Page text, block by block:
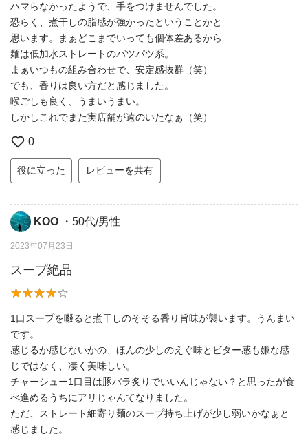
ハマらなかったようで、手をつけませんでした。
恐らく、煮干しの脂感が強かったということかと
思います。まぁどこまでいっても個体差あるから…
麺は低加水ストレートのパツパツ系。
まぁいつもの組み合わせで、安定感抜群（笑）
でも、香りは良い方だと感じました。
喉ごしも良く、うまいうまい。
しかしこれでまた実店舗が遠のいたなぁ（笑）
0
役に立った レビューを共有
KOO ・50代/男性
2023年07月23日
スープ絶品
1口スープを啜ると煮干しのそそる香り旨味が襲います。うんまい
です。
感じるか感じないかの、ほんの少しのえぐ味とビター感も嫌な感
じではなく、凄く美味しい。
チャーシュー1口目は豚バラ炙りでいいんじゃない？と思ったが食
べ進めるうちにアリじゃんてなりました。
ただ、ストレート細寄り麺のスープ持ち上げが少し弱いかなぁと
感じました。